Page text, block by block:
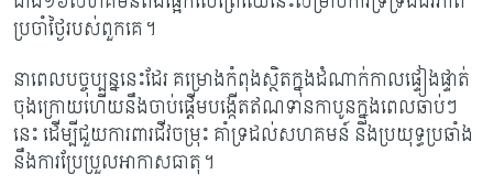
ប្រចាំថ្ងៃរបស់ពួកគេ។
នាពេលបច្ចុប្បន្ននេះដែរ គម្រោងកំពុងស្ថិតក្នុងដំណាក់កាលផ្ទៀងផ្ទាត់
ចុងក្រោយហើយនឹងចាប់ផ្តើមបង្កើតឥណទានកាបូនក្នុងពេលឆាប់ៗ
នេះ ដើម្បីជួយការពារជីវចម្រុះ គាំទ្រដល់សហគមន៍ និងប្រយុទ្ធប្រឆាំង
នឹងការប្រែប្រួលអាកាសធាតុ។